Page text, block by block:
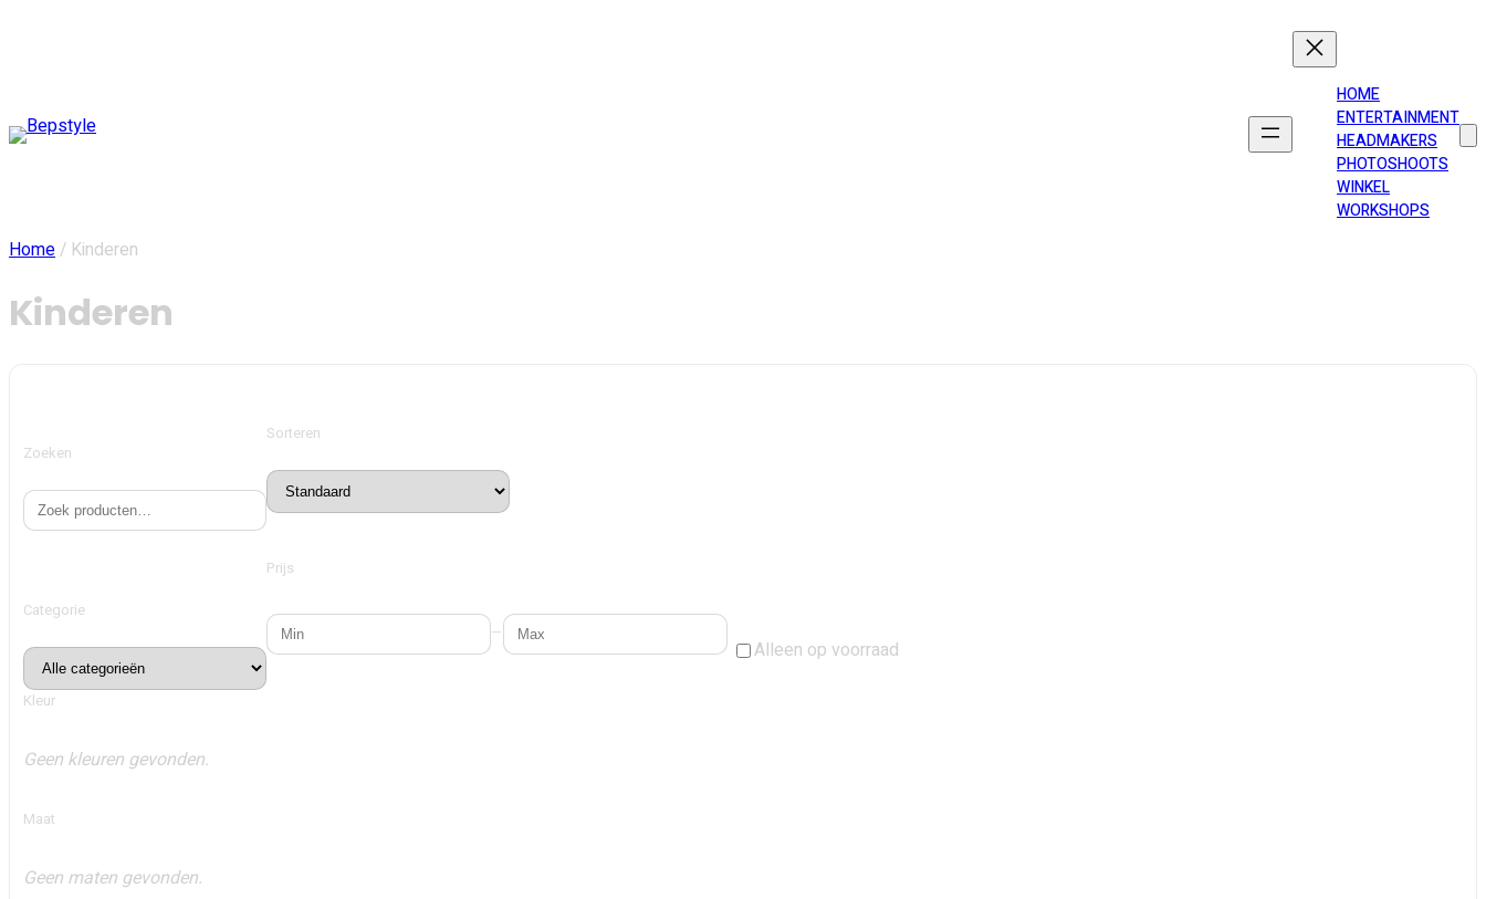
HOME
ENTERTAINMENT
HEADMAKERS
PHOTOSHOOTS
WINKEL
WORKSHOPS
Home/ Kinderen
Kinderen
Zoeken
Sorteren
Categorie
Prijs
–
Alleen op voorraad
Kleur
Geen kleuren gevonden.
Maat
Geen maten gevonden.